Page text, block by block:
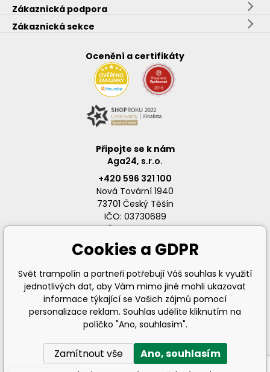
Zákaznická podpora
Zákaznická sekce
Ocenění a certifikáty
Připojte se k nám
Aga24, s.r.o.
+420 596 321 100
Nová Tovární 1940
73701 Český Těšín
IČO: 03730689
DIČ: CZ03730689
info@svet-trampolin.cz
Cookies a GDPR
Svět trampolín a partneři potřebují Váš souhlas k využití
jednotlivých dat, aby Vám mimo jiné mohli ukazovat
informace týkající se Vašich zájmů pomocí
personalizace reklam. Souhlas udělíte kliknutím na
políčko "Ano, souhlasím".
Zamítnout vše Ano, souhlasím